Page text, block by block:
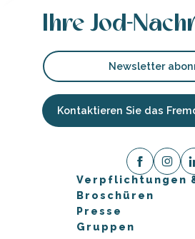
Ihre Jod-
Newsletter
Kontaktieren Sie das
Verpflichtungen
Broschüren
Presse
Gruppen